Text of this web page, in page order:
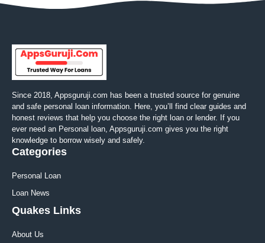
Since 2018, Appsguruji.com has been a trusted source for genuine
and safe personal loan information. Here, you’ll find clear guides and
honest reviews that help you choose the right loan or lender. If you
ever need an Personal loan, Appsguruji.com gives you the right
knowledge to borrow wisely and safely.
Categories
Personal Loan
Loan News
Quakes Links
About Us